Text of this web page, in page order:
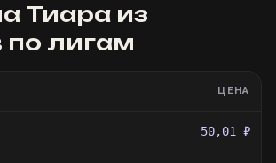
Тиара из
по лигам
ЦЕНА
50,01 ₽